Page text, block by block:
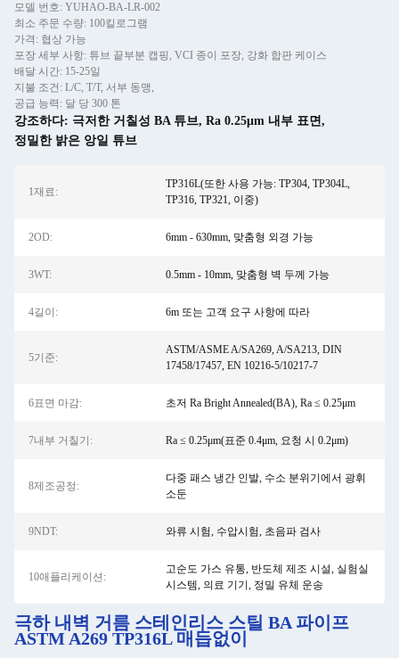
모델 번호: YUHAO-BA-LR-002
최소 주문 수량: 100킬로그램
가격: 협상 가능
포장 세부 사항: 튜브 끝부분 캡핑, VCI 종이 포장, 강화 합판 케이스
배달 시간: 15-25일
지불 조건: L/C, T/T, 서부 동맹,
공급 능력: 달 당 300 톤
강조하다: 극저한 거칠성 BA 튜브, Ra 0.25μm 내부 표면,
정밀한 밝은 앙일 튜브
1재료:
TP316L(또한 사용 가능: TP304, TP304L,
TP316, TP321, 이중)
2OD: 6mm - 630mm, 맞춤형 외경 가능
3WT: 0.5mm - 10mm, 맞춤형 벽 두께 가능
4길이: 6m 또는 고객 요구 사항에 따라
5기준:
ASTM/ASME A/SA269, A/SA213, DIN
17458/17457, EN 10216-5/10217-7
6표면 마감: 초저 Ra Bright Annealed(BA), Ra ≤ 0.25μm
7내부 거칠기: Ra ≤ 0.25μm(표준 0.4μm, 요청 시 0.2μm)
8제조공정:
다중 패스 냉간 인발, 수소 분위기에서 광휘
소둔
9NDT: 와류 시험, 수압시험, 초음파 검사
10애플리케이션:
고순도 가스 유통, 반도체 제조 시설, 실험실
시스템, 의료 기기, 정밀 유체 운송
극하 내벽 거름 스테인리스 스틸 BA 파이프
ASTM A269 TP316L 매듭없이